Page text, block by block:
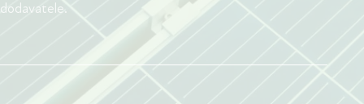
dodavatele.